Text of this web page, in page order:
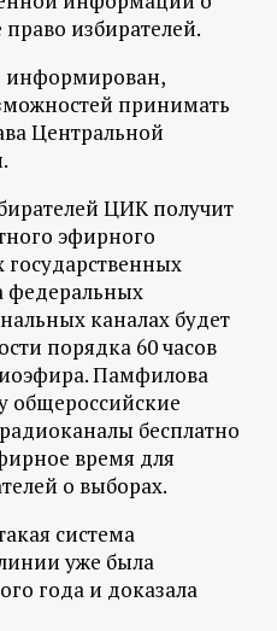
избирателей.
информирован,
принимать
Центральной
ЦИК получит
эфирного
федеральных
каналах будет
порядка 60 часов
Памфилова
общероссийские
бесплатно
время для
о выборах.
система
уже была
года и доказала